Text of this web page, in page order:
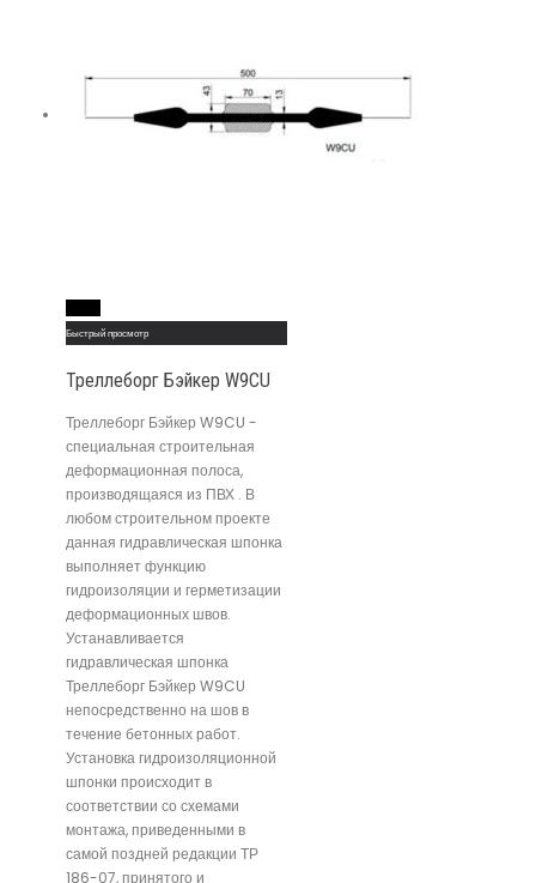
Быстрый просмотр
Треллеборг Бэйкер W9CU
Треллеборг Бэйкер W9CU -
специальная строительная
деформационная полоса,
производящаяся из ПВХ . В
любом строительном проекте
данная гидравлическая шпонка
выполняет функцию
гидроизоляции и герметизации
деформационных швов.
Устанавливается
гидравлическая шпонка
Треллеборг Бэйкер W9CU
непосредственно на шов в
течение бетонных работ.
Установка гидроизоляционной
шпонки происходит в
соответствии со схемами
монтажа, приведенными в
самой поздней редакции ТР
186-07, принятого и